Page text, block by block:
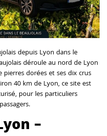
depuis Lyon dans le
déroule au nord de Lyon
pierres dorées et ses dix crus
40 km de Lyon, ce site est
pour les particuliers
–